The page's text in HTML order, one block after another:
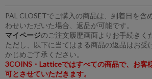
PAL CLOSETでご購入の商品は、到着日を含
わせいただいた場合、返品が可能です。
マイページのご注文履歴画面よりお手続きく
ただし、以下に当てはまる商品の返品はお受
かじめご了承ください。
3COINS・Latticeではすべての商品で、お客
可とさせていただきます。